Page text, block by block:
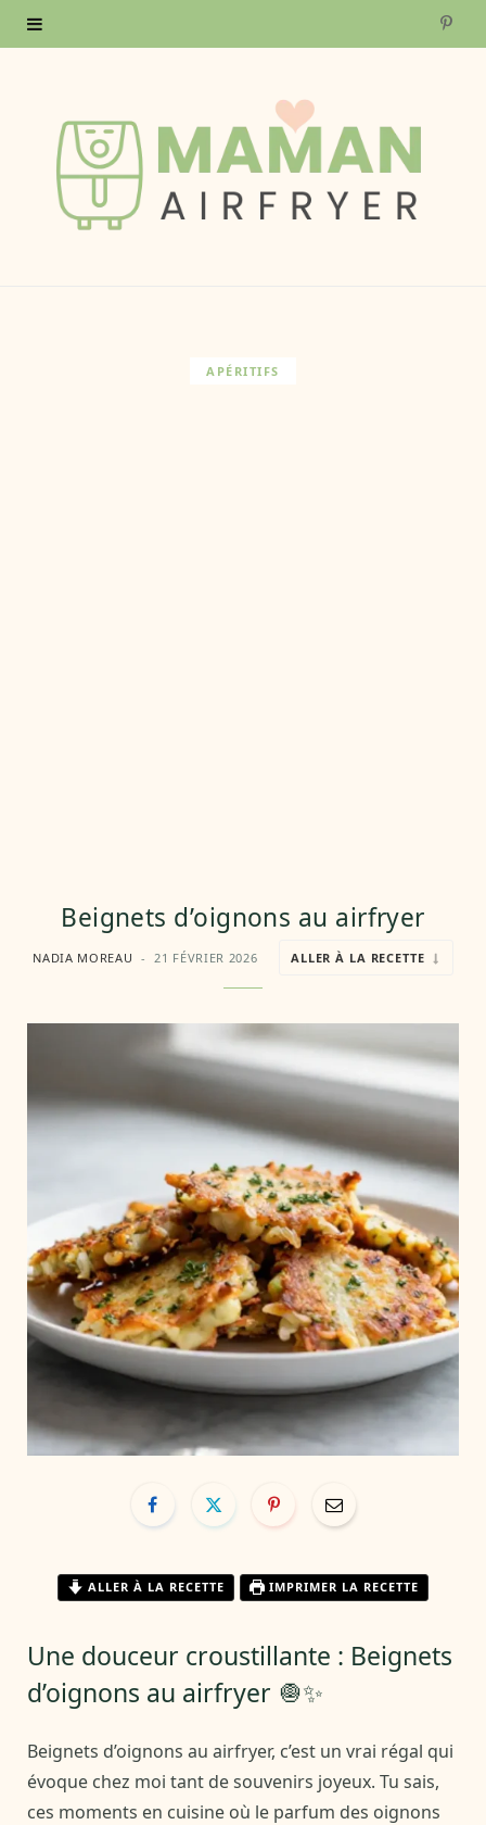
P
APÉRITIFS
Beignets d’oignons au airfryer
NADIA MOREAU 21 FÉVRIER 2026 ALLER À LA RECETTE
ALLER À LA RECETTE IMPRIMER LA RECETTE
Une douceur croustillante : Beignets
d’oignons au airfryer 🧅✨
Beignets d’oignons au airfryer, c’est un vrai régal qui
évoque chez moi tant de souvenirs joyeux. Tu sais,
ces moments en cuisine où le parfum des oignons